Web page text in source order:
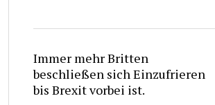
Immer mehr Britten
beschließen sich Einzufrieren
bis Brexit vorbei ist.